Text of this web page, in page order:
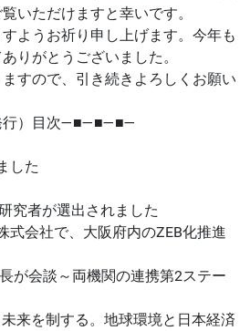
いただけますと幸いです。
ようお祈り申し上げます。今年も
りがとうございました。
すので、引き続きよろしくお願い
行）目次―■―■―■―
した
究者が選出されました
式会社で、大阪府内のZEB化推進
が会談～両機関の連携第2ステー
来を制する。地球環境と日本経済